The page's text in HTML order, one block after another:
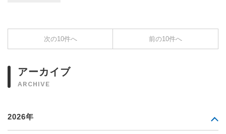
次の10件へ 前の10件へ
アーカイブ
ARCHIVE
2026年